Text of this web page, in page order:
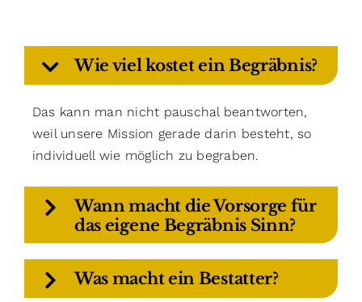
Wie viel kostet ein Begräbnis?
Das kann man nicht pauschal beantworten,
weil unsere Mission gerade darin besteht, so
individuell wie möglich zu begraben.
Wann macht die Vorsorge für
das eigene Begräbnis Sinn?
Was macht ein Bestatter?